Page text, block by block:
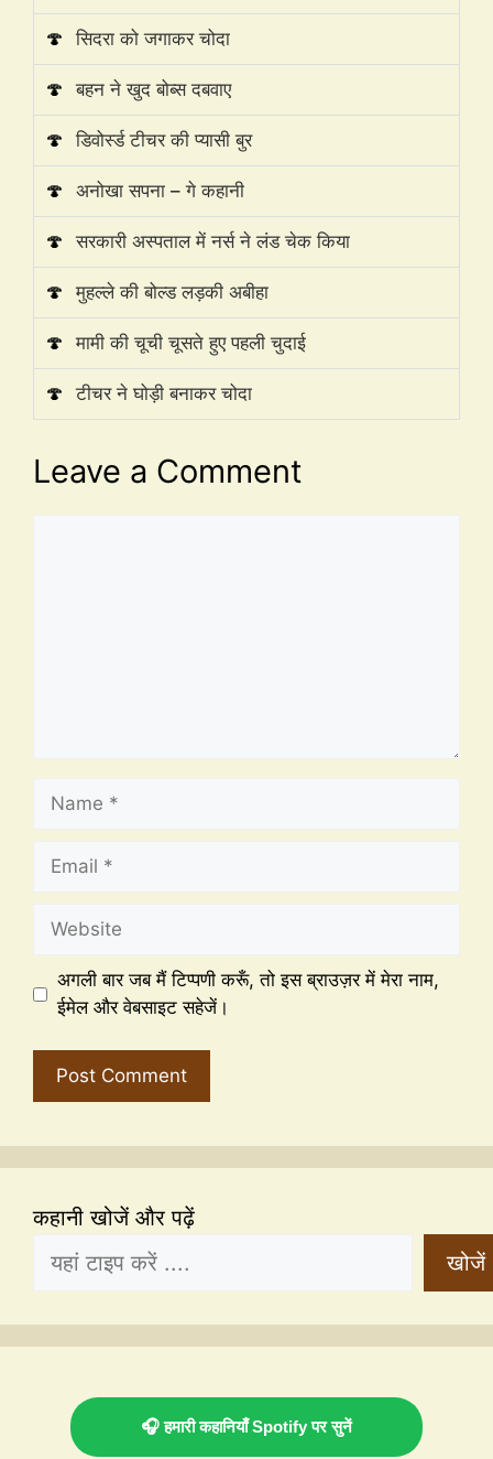
🍄 सिदरा को जगाकर चोदा
🍄 बहन ने खुद बोब्स दबवाए
🍄 डिवोर्स्ड टीचर की प्यासी बुर
🍄 अनोखा सपना – गे कहानी
🍄 सरकारी अस्पताल में नर्स ने लंड चेक किया
🍄 मुहल्ले की बोल्ड लड़की अबीहा
🍄 मामी की चूची चूसते हुए पहली चुदाई
🍄 टीचर ने घोड़ी बनाकर चोदा
Leave a Comment
अगली बार जब मैं टिप्पणी करूँ, तो इस ब्राउज़र में मेरा नाम,
ईमेल और वेबसाइट सहेजें।
कहानी खोजें और पढ़ें
खोजें
🎧 हमारी कहानियाँ Spotify पर सुनें